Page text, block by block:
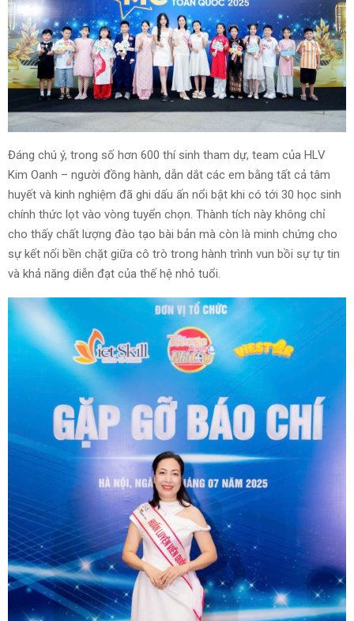
Đáng chú ý, trong số hơn 600 thí sinh tham dự, team của HLV
Kim Oanh – người đồng hành, dẫn dắt các em bằng tất cả tâm
huyết và kinh nghiệm đã ghi dấu ấn nổi bật khi có tới 30 học sinh
chính thức lọt vào vòng tuyển chọn. Thành tích này không chỉ
cho thấy chất lượng đào tạo bài bản mà còn là minh chứng cho
sự kết nối bền chặt giữa cô trò trong hành trình vun bồi sự tự tin
và khả năng diễn đạt của thế hệ nhỏ tuổi.